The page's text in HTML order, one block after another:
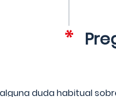
alguna duda habitual